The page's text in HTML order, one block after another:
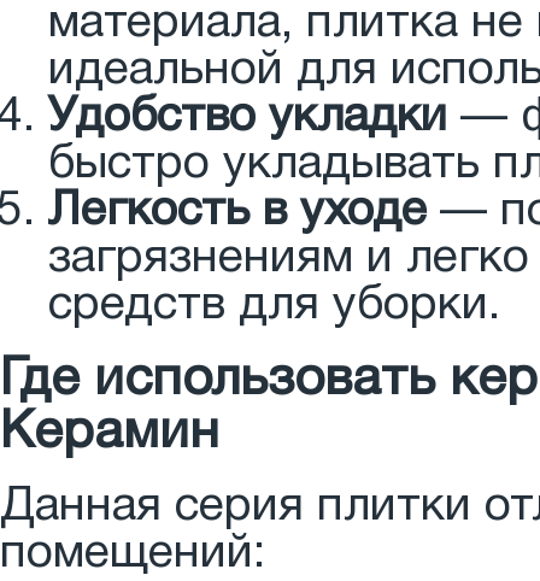
материала, плитка не
идеальной для
Удобство укладки —
быстро укладывать
Легкость в уходе—
загрязнениям и
средств для уборки.
Где использовать
Керамин
Данная серия плитки
помещений: